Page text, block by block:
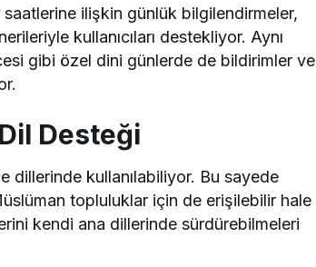
ilişkin günlük bilgilendirmeler,
kullanıcıları destekliyor. Aynı
gibi özel dini günlerde de bildirimler ve
Desteği
dillerinde kullanılabiliyor. Bu sayede
topluluklar için de erişilebilir hale
kendi ana dillerinde sürdürebilmeleri